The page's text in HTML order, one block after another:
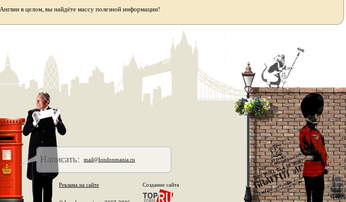
в целом, вы найдёте массу полезной информации!
Написать: mail@londonmania.ru
Реклама на сайте Создание сайта